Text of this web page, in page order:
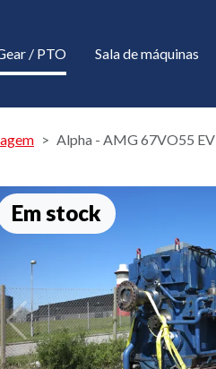
/ PTO Sala de máquinas
Alpha - AMG 67VO55 EV
Em stock